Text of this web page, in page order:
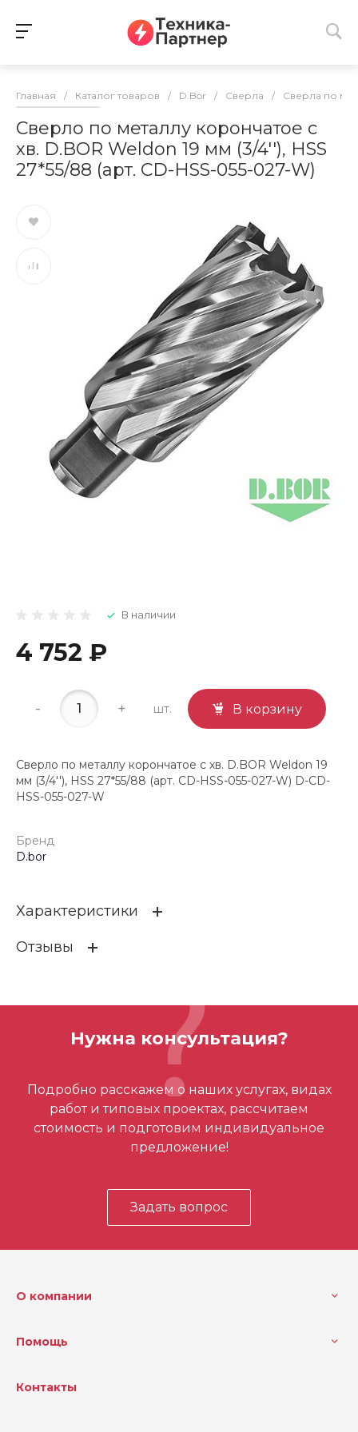
Главная / Каталог товаров / D.Bor / Сверла / Сверла по
Сверло по металлу корончатое с
хв. D.BOR Weldon 19 мм (3/4''), HSS
27*55/88 (арт. CD-HSS-055-027-W)
В наличии
4 752 ₽
- + шт. В корзину
Сверло по металлу корончатое с хв. D.BOR Weldon 19
мм (3/4''), HSS 27*55/88 (арт. CD-HSS-055-027-W) D-CD-
HSS-055-027-W
Бренд
D.bor
Характеристики
Бренд
Отзывы
Отзывов ещё нет – ваш может стать
первым
Нужна консультация?
Подробно расскажем о наших услугах, видах
работ и типовых проектах, рассчитаем
стоимость и подготовим индивидуальное
предложение!
Задать вопрос
О компании
Помощь
Контакты